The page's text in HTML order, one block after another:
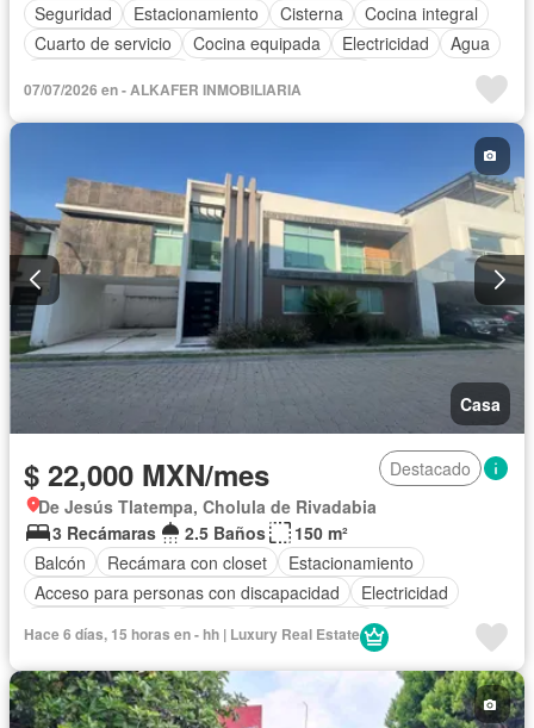
Seguridad
Estacionamiento Cisterna
Cocina integral
Cuarto de servicio
Cocina equipada Electricidad
Agua
Caseta de vigilancia
Wifi Sin amueblar
07/07/2026 en - ALKAFER INMOBILIARIA
Casa
$ 22,000 MXN/mes
Destacado
De Jesús Tlatempa, Cholula de Rivadabia
3 Recámaras
2.5 Baños
150 m²
Balcón
Recámara con closet
Estacionamiento
Acceso para personas con discapacidad
Electricidad
Cocina integral
Hace 6 días, 15 horas en - hh | Luxury Real Estate